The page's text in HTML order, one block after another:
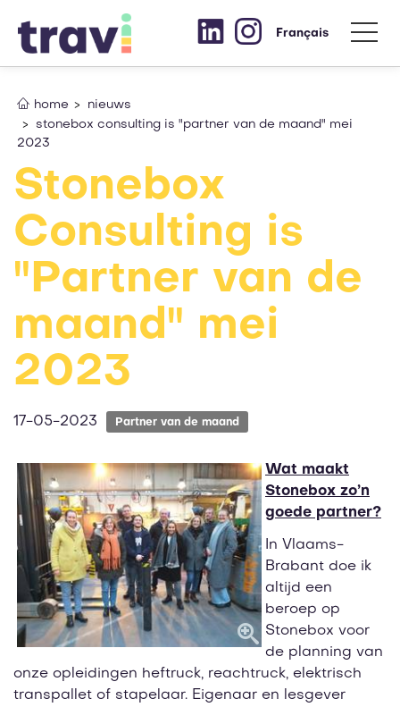
Français
home
nieuws
stonebox consulting is "partner van de maand" mei
2023
Stonebox
Consulting is
"Partner van de
maand" mei
2023
17-05-2023 Partner van de maand
Wat maakt
Stonebox zo’n
goede partner?
In Vlaams-
Brabant doe ik
altijd een
beroep op
Stonebox voor
de planning van
onze opleidingen heftruck, reachtruck, elektrisch
transpallet of stapelaar. Eigenaar en lesgever